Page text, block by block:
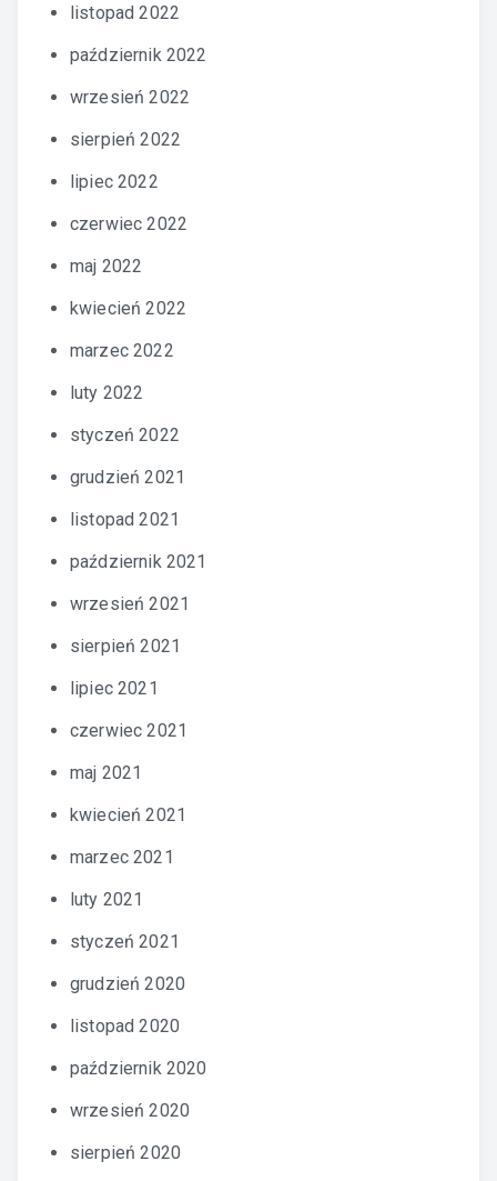
listopad 2022
październik 2022
wrzesień 2022
sierpień 2022
lipiec 2022
czerwiec 2022
maj 2022
kwiecień 2022
marzec 2022
luty 2022
styczeń 2022
grudzień 2021
listopad 2021
październik 2021
wrzesień 2021
sierpień 2021
lipiec 2021
czerwiec 2021
maj 2021
kwiecień 2021
marzec 2021
luty 2021
styczeń 2021
grudzień 2020
listopad 2020
październik 2020
wrzesień 2020
sierpień 2020